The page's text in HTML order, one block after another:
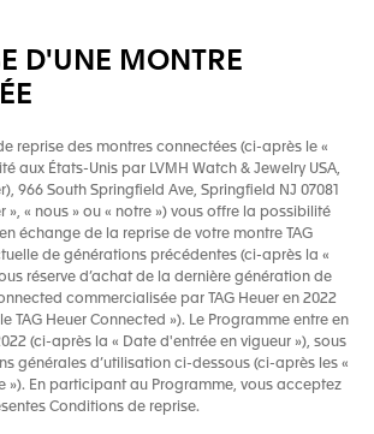
D'UNE MONTRE
reprise des montres connectées (ci-après le «
aux États-Unis par LVMH Watch & Jewelry USA,
966 South Springfield Ave, Springfield NJ 07081
», « nous » ou « notre ») vous offre la possibilité
échange de la reprise de votre montre TAG
de générations précédentes (ci-après la «
réserve d’achat de la dernière génération de
commercialisée par TAG Heuer en 2022
TAG Heuer Connected »). Le Programme entre en
(ci-après la « Date d'entrée en vigueur »), sous
générales d’utilisation ci-dessous (ci-après les «
»). En participant au Programme, vous acceptez
Conditions de reprise.